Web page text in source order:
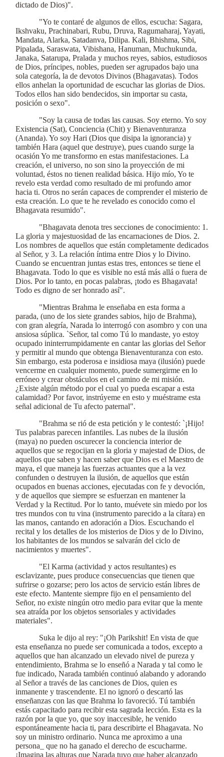
dictado de Dios)".
"Yo te contaré de algunos de ellos, escucha: Sagara,
Ikshvaku, Prachinabari, Rubu, Druva, Ragumaharaj, Yayati,
Mandata, Alarka, Satadanva, Dilipa. Kali, Bhishma, Sibi,
Pipalada, Saraswata, Vibishana, Hanuman, Muchukunda,
Janaka, Satarupa, Pralada y muchos reyes, sabios, estudiosos
de Dios, príncipes, nobles, pueden ser agrupados bajo una
sola categoría, la de devotos Divinos (Bhagavatas). Todos
ellos anhelan la oportunidad de escuchar las glorias de Dios.
Todos ellos han sido bendecidos, sin importar su casta,
posición o sexo".
"Soy la causa de todas las causas. Soy eterno. Yo soy
Existencia (Sat), Conciencia (Chit) y Bienaventuranza
(Ananda). Yo soy Hari (Dios que disipa la ignorancia) y
también Hara (aquel que destruye), pues cuando surge la
ocasión Yo me transformo en estas manifestaciones. La
creación, el universo, no son sino la proyección de mi
voluntad, éstos no tienen realidad básica. Hijo mío, Yo te
revelo esta verdad como resultado de mi profundo amor
hacia ti. Otros no serán capaces de comprender el misterio de
esta creación. Lo que te he revelado es conocido como el
Bhagavata resumido".
"Bhagavata denota tres secciones de conocimiento: 1.
La gloria y majestuosidad de las encarnaciones de Dios. 2.
Los nombres de aquellos que están completamente dedicados
al Señor, y 3. La relación íntima entre Dios y lo Divino.
Cuando se encuentran juntas estas tres, entonces se tiene el
Bhagavata. Todo lo que es visible no está más allá o fuera de
Dios. Por lo tanto, en pocas palabras, ¡todo es Bhagavata!
Todo es digno de ser honrado así".
"Mientras Brahma le enseñaba en esta forma a
parada, (uno de los siete grandes sabios, hijo de Brahma),
con gran alegría, Narada lo interrogó con asombro y con una
ansiosa súplica. `Señor, tal como Tú lo mandaste, yo estoy
ocupado ininterrumpidamente en cantar las glorias del Señor
y permitir al mundo que obtenga Bienaventuranza con esto.
Sin embargo, esta poderosa e insidiosa maya (ilusión) puede
vencerme en cualquier momento, puede sumergirme en lo
erróneo y crear obstáculos en el camino de mi misión.
¿Existe algún método por el cual yo pueda escapar a esta
calamidad? Por favor, instrúyeme en esto y muéstrame esta
señal adicional de Tu afecto paternal".
"Brahma se rió de esta petición y le contestó: `¡Hijo!
Tus palabras parecen infantiles. Las nubes de la ilusión
(maya) no pueden oscurecer la conciencia interior de
aquellos que se regocijan en la gloria y majestad de Dios, de
aquellos que saben y hacen saber que Dios es el Maestro de
maya, el que maneja las fuerzas actuantes que a la vez
confunden o destruyen la ilusión, de aquellos que están
ocupados en buenas acciones, ejecutadas con fe y devoción,
y de aquellos que siempre se esfuerzan en mantener la
Verdad y la Rectitud. Por lo tanto, muévete sin miedo por los
tres mundos con tu vina (instrumento parecido a la cítara) en
las manos, cantando en adoración a Dios. Escuchando el
recital y los detalles de los misterios de Dios y de lo Divino,
los habitantes de los mundos se salvarán del ciclo de
nacimientos y muertes".
"El Karma (actividad y actos resultantes) es
esclavizante, pues produce consecuencias que tienen que
sufrirse o gozarse; pero los actos de servicio están libres de
este efecto. Mantente siempre fijo en el pensamiento del
Señor, no existe ningún otro medio para evitar que la mente
sea atraída por los objetos sensoriales y actividades
materiales".
Suka le dijo al rey: "¡Oh Parikshit! En vista de que
esta enseñanza no puede ser comunicada a todos, excepto a
aquellos que han alcanzado un elevado nivel de pureza y
entendimiento, Brahma se lo enseñó a Narada y tal como le
fue indicado, Narada también continuó alabando y adorando
al Señor a través de las canciones de Dios, quien es
inmanente y trascendente. El no ignoró o descartó las
enseñanzas con las que Brahma lo favoreció. Tú también
estás capacitado para recibir esta sagrada lección. Esta es la
razón por la que yo, que soy inaccesible, he venido
espontáneamente hacia ti, para describirte el Bhagavata. No
soy un ministro ordinario. Nunca me aproximo a una
persona_ que no ha ganado el derecho de escucharme.
¡Imagina las alturas que Narada tuvo que haber alcanzado